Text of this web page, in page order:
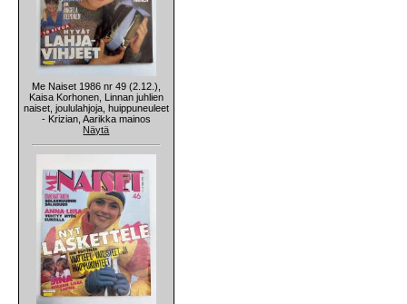
Me Naiset 1986 nr 49 (2.12.),
Kaisa Korhonen, Linnan juhlien
naiset, joululahjoja, huippuneuleet
- Krizian, Aarikka mainos
Näytä